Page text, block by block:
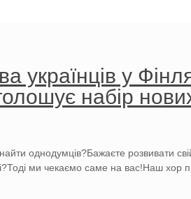
українців у
набір
однодумців?Бажаєте розвивати
ми чекаємо саме на вас!Наш хор